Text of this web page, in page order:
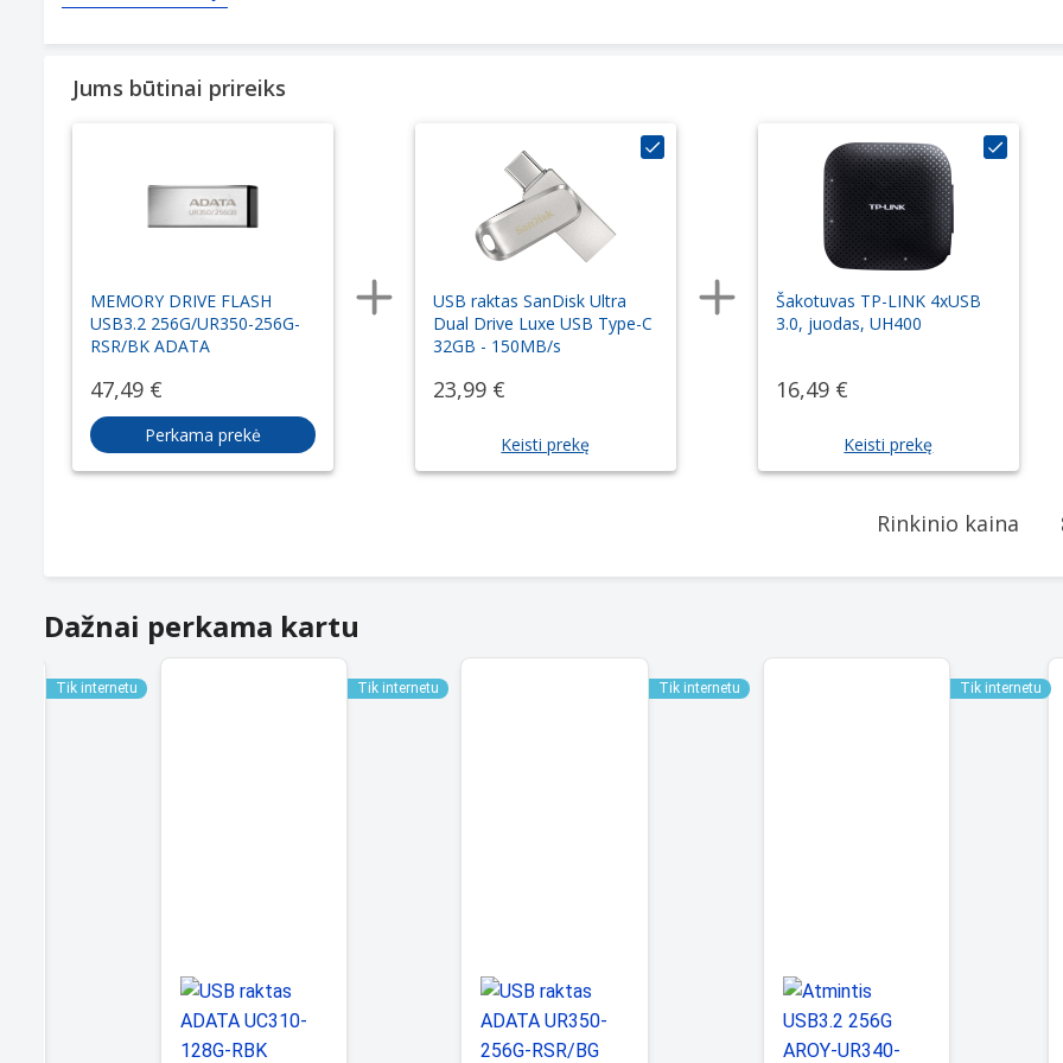
Jums būtinai prireiks
MEMORY DRIVE FLASH
USB3.2 256G/UR350-256G-
RSR/BK ADATA
47,49 €
Perkama prekė
USB raktas SanDisk Ultra
Dual Drive Luxe USB Type-C
32GB - 150MB/s
23,99 €
Keisti prekę
Šakotuvas TP-LINK 4xUSB
3.0, juodas, UH400
16,49 €
Keisti prekę
Rinkinio kaina
Dažnai perkama kartu
Tik internetu Tik internetu Tik internetu Tik internetu